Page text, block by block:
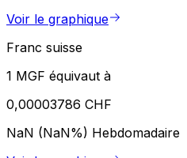
Voir le graphique
Franc suisse
1 MGF équivaut à
0,00003786 CHF
NaN (NaN%) Hebdomadaire